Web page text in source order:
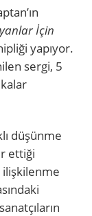
İçin
yapıyor.
sergi, 5
düşünme
ettiği
ilişkilenme